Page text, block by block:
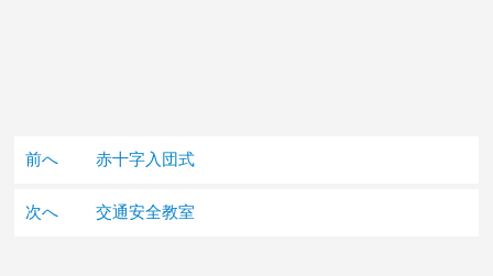
前へ 赤十字入団式
次へ 交通安全教室